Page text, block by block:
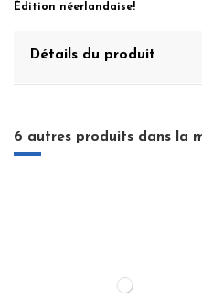
Édition néerlandaise!
Détails du produit
6 autres produits dans la